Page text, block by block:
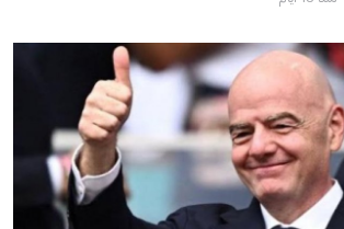
إنفانتينو يخطو نحو ولاية رابعة في رئاسة فيفا
عمر إبراهيم